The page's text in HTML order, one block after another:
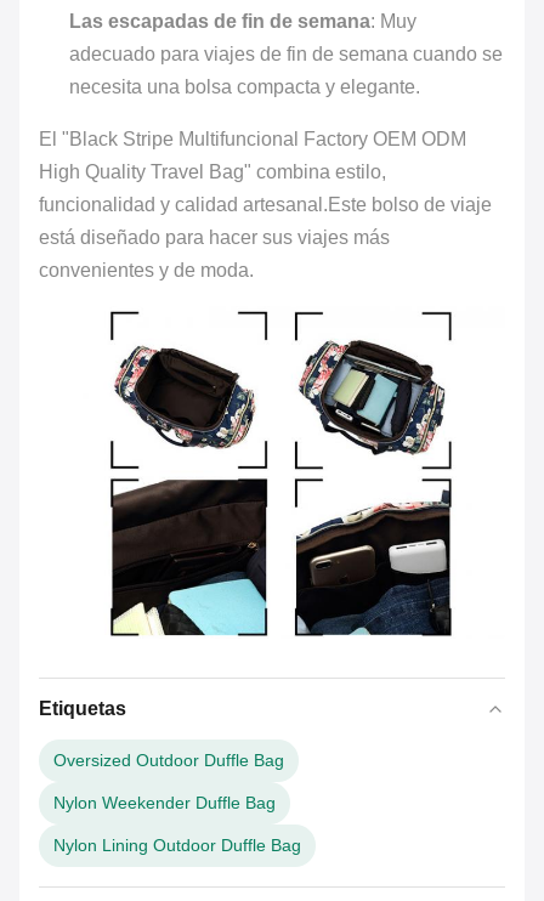
Las escapadas de fin de semana: Muy
adecuado para viajes de fin de semana cuando se
necesita una bolsa compacta y elegante.
El "Black Stripe Multifuncional Factory OEM ODM
High Quality Travel Bag" combina estilo,
funcionalidad y calidad artesanal.Este bolso de viaje
está diseñado para hacer sus viajes más
convenientes y de moda.
Etiquetas
Oversized Outdoor Duffle Bag
Nylon Weekender Duffle Bag
Nylon Lining Outdoor Duffle Bag